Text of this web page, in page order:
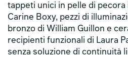
tappeti unici in pelle di pecora
Carine Boxy, pezzi di
bronzo di William Guillon e
recipienti funzionali di Laura
senza soluzione di continuità